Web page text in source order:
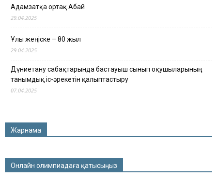
Адамзатқа ортақ Абай
29.04.2025
Ұлы жеңіске – 80 жыл
29.04.2025
Дүниетану сабақтарында бастауыш сынып оқушыларының
танымдық іс-әрекетін қалыптастыру
07.04.2025
Жарнама
Онлайн олимпиадаға қатысыңыз